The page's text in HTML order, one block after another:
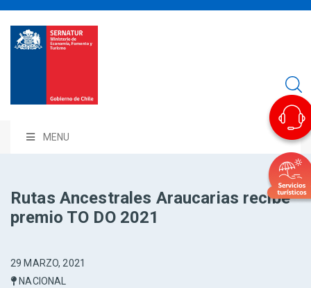
MENU
Rutas Ancestrales Araucarias recibe
premio TO DO 2021
29 MARZO, 2021
NACIONAL